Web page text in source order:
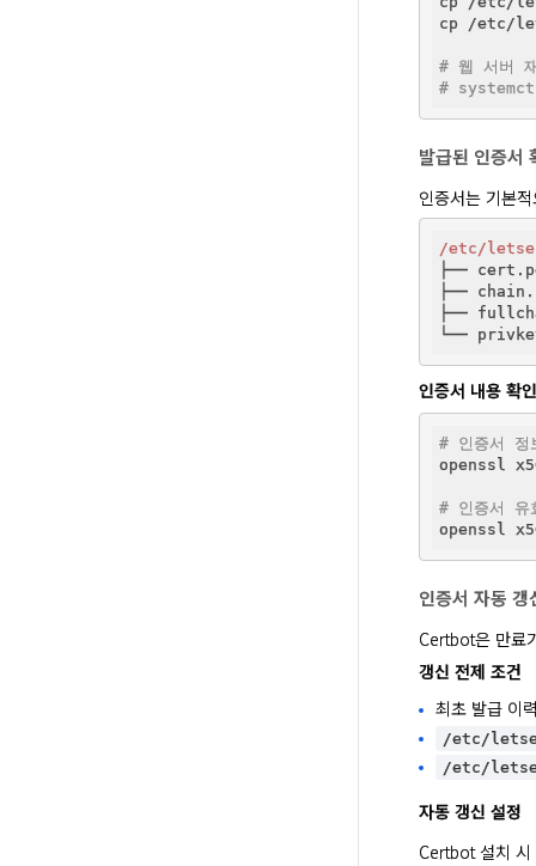
cp /etc/
# 웹 서버
#
발급된 인증서
인증서는 기본
/etc/
├──
├──
├──
└──
인증서 내용 확인
# 인증서 정
openssl
# 인증서 유
openssl
인증서 자동 갱
Certbot은 만료
갱신 전제 조건
최초 발급 이
/etc/
/etc/
자동 갱신 설정
Certbot 설치